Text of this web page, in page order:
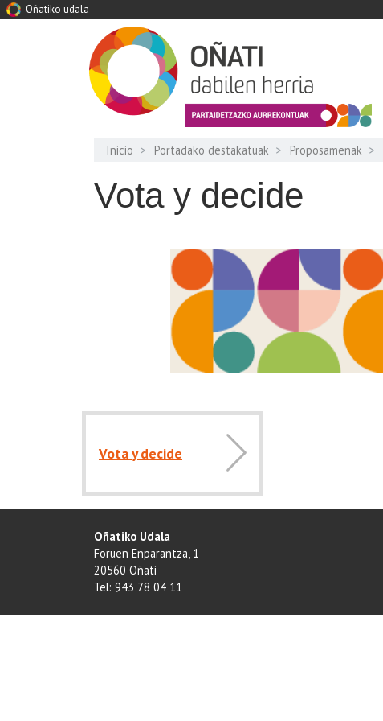
Oñatiko udala
Inicio Portadako destakatuak Proposamenak
Vota y decide
Vota y decide
Oñatiko Udala
Foruen Enparantza, 1
20560 Oñati
Tel: 943 78 04 11